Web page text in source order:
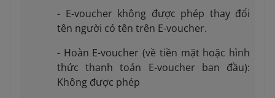
- E-voucher không được phép thay đổi
tên người có tên trên E-voucher.
- Hoàn E-voucher (về tiền mặt hoặc hình
thức thanh toán E-voucher ban đầu):
Không được phép